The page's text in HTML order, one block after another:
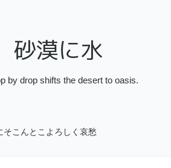
砂漠に水
by drop shifts the desert to oasis.
こんとこよろしく哀愁